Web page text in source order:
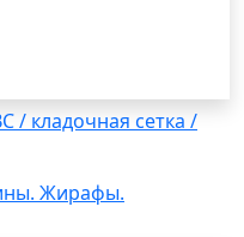
/ кладочная сетка /
Жирафы.